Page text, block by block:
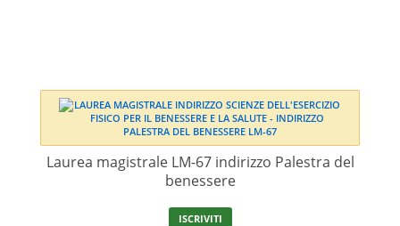
Laurea magistrale LM-67 indirizzo Palestra del
benessere
ISCRIVITI